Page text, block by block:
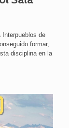
Interpueblos de
formar,
disciplina en la